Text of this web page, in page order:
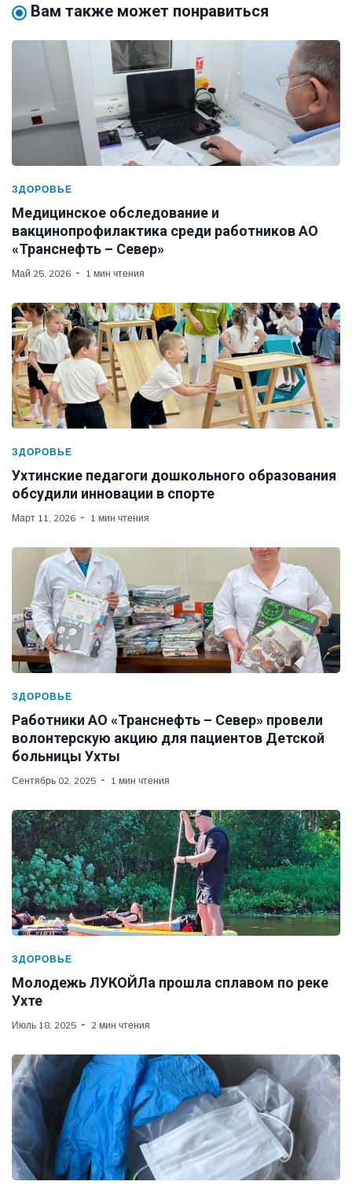
Вам также может понравиться
ЗДОРОВЬЕ
Медицинское обследование и
вакцинопрофилактика среди работников АО
«Транснефть – Север»
Май 25, 2026 1 мин чтения
ЗДОРОВЬЕ
Ухтинские педагоги дошкольного образования
обсудили инновации в спорте
Март 11, 2026 1 мин чтения
ЗДОРОВЬЕ
Работники АО «Транснефть – Север» провели
волонтерскую акцию для пациентов Детской
больницы Ухты
Сентябрь 02, 2025 1 мин чтения
ЗДОРОВЬЕ
Молодежь ЛУКОЙЛа прошла сплавом по реке
Ухте
Июль 18, 2025 2 мин чтения